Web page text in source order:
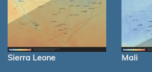
Sierra Leone Mali